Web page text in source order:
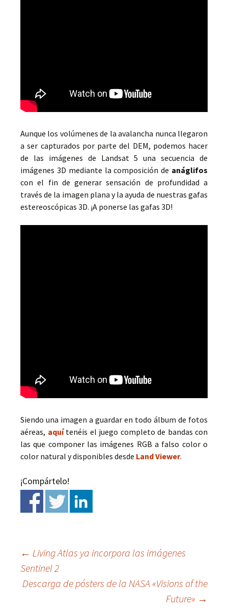
Aunque los volúmenes de la avalancha nunca llegaron
a ser capturados por parte del DEM, podemos hacer
de las imágenes de Landsat 5 una secuencia de
imágenes 3D mediante la composición de anáglifos
con el fin de generar sensación de profundidad a
través de la imagen plana y la ayuda de nuestras gafas
estereoscópicas 3D. ¡A ponerse las gafas 3D!
Siendo una imagen a guardar en todo álbum de fotos
aéreas, aquí tenéis el juego completo de bandas con
las que componer las imágenes RGB a falso color o
color natural y disponibles desde Land Viewer.
¡Compártelo!
Ir
← Living Atlas ya incorpora las imágenes
Sentinel 2
Descarga de pósters de la NASA «Visions of the
Future» →